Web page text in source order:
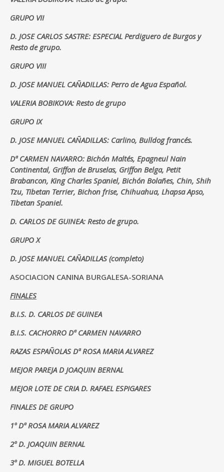
GRUPO VII
D. JOSE CARLOS SASTRE: ESPECIAL Perdiguero de Burgos y
Resto de grupo.
GRUPO VIII
D. JOSE MANUEL CAÑADILLAS: Perro de Agua Español.
VALERIA BOBIKOVA: Resto de grupo
GRUPO IX
D. JOSE MANUEL CAÑADILLAS: Carlino, Bulldog francés.
Dª CARMEN NAVARRO: Bichón Maltés, Epagneul Nain
Continental, Griffon de Bruselas, Griffon Belga, Petit
Brabancon, King Charles Spaniel, Bichón Bolañes, Chin, Shih
Tzu, Tibetan Terrier, Bichon frise, Chihuahua, Lhapsa Apso,
Tibetan Spaniel.
D. CARLOS DE GUINEA: Resto de grupo.
GRUPO X
D. JOSE MANUEL CAÑADILLAS (completo)
ASOCIACION CANINA BURGALESA-SORIANA
FINALES
B.I.S. D. CARLOS DE GUINEA
B.I.S. CACHORRO Dª CARMEN NAVARRO
RAZAS ESPAÑOLAS Dª ROSA MARIA ALVAREZ
MEJOR PAREJA D JOAQUIN BERNAL
MEJOR LOTE DE CRIA D. RAFAEL ESPIGARES
FINALES DE GRUPO
1º Dª ROSA MARIA ALVAREZ
2º D. JOAQUIN BERNAL
3º D. MIGUEL BOTELLA